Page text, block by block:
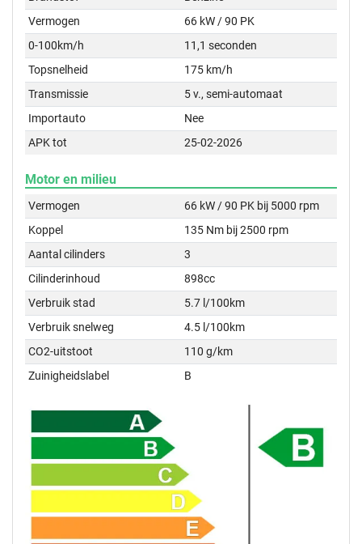
Vermogen
66 kW / 90 PK
0-100km/h
11,1 seconden
Topsnelheid
175 km/h
Transmissie
5 v., semi-automaat
Importauto
Nee
APK tot
25-02-2026
Motor en milieu
Vermogen
66 kW / 90 PK bij 5000 rpm
Koppel
135 Nm bij 2500 rpm
Aantal cilinders
3
Cilinderinhoud
898cc
Verbruik stad
5.7 l/100km
Verbruik snelweg
4.5 l/100km
CO2-uitstoot
110 g/km
Zuinigheidslabel
B